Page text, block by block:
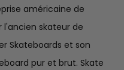
américaine de
l'ancien skateur de
Skateboards et son
pur et brut. Skate